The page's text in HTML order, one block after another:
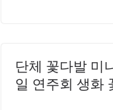
단체 꽃다발 미
일 연주회 생화